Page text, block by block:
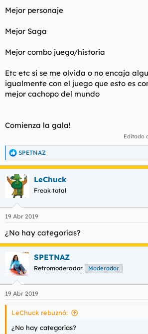
Mejor personaje
Mejor Saga
Mejor combo juego/historia
Etc etc si se me olvida o no encaja
igualmente con el juego que esto es
mejor cachopo del mundo
Comienza la gala!
Editado
R
e
a
c
c
e
:
SPETNAZ
LeChuck
Freak total
19 Abr 2019
¿No hay categorías?
SPETNAZ
Retromoderador Moderador
19 Abr 2019
LeChuck rebuznó:
¿No hay categorías?